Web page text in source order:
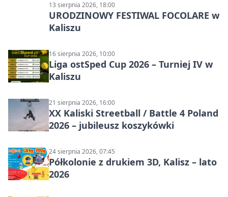
13 sierpnia 2026, 18:00
URODZINOWY FESTIWAL FOCOLARE w
Kaliszu
16 sierpnia 2026, 10:00
Liga ostSped Cup 2026 – Turniej IV w
Kaliszu
21 sierpnia 2026, 16:00
XX Kaliski Streetball / Battle 4 Poland
2026 – jubileusz koszykówki
24 sierpnia 2026, 07:45
Półkolonie z drukiem 3D, Kalisz – lato
2026